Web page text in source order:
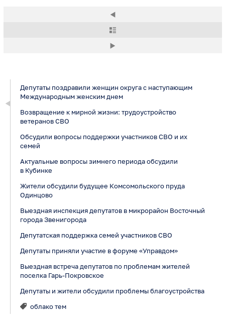
Депутаты поздравили женщин округа с наступающим
Международным женским днем
Возвращение к мирной жизни: трудоустройство
ветеранов СВО
Обсудили вопросы поддержки участников СВО и их
семей
Актуальные вопросы зимнего периода обсудили
в Кубинке
Жители обсудили будущее Комсомольского пруда
Одинцово
Выездная инспекция депутатов в микрорайон Восточный
города Звенигорода
Депутатская поддержка семей участников СВО
Депутаты приняли участие в форуме «Управдом»
Выездная встреча депутатов по проблемам жителей
поселка Гарь-Покровское
Депутаты и жители обсудили проблемы благоустройства
облако тем